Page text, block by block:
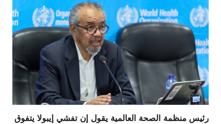
رئيس منظمة الصحة العالمية يقول إن تفشي إيبولا يتفوق